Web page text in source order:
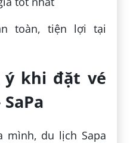
toàn, tiện lợi tại
khi đặt vé
mình, du lịch Sapa